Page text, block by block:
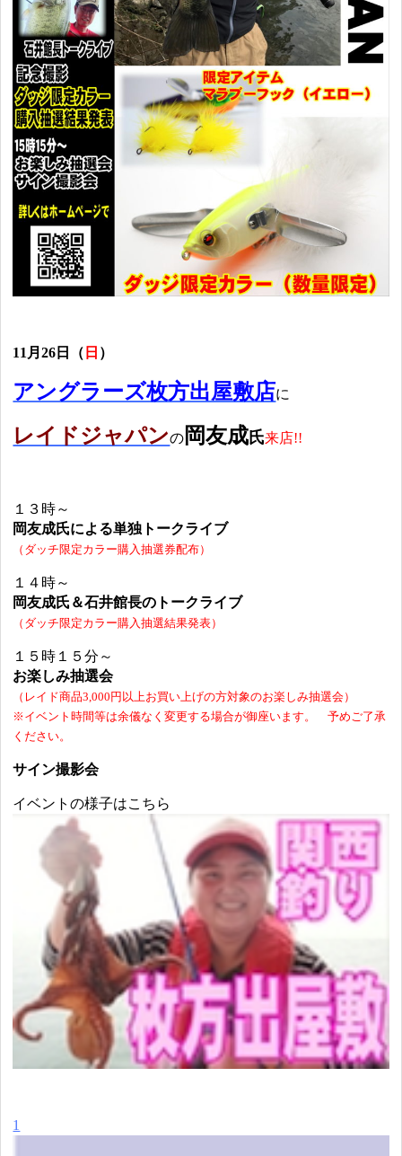
11月26日（ 日 ）
アングラーズ枚方出屋敷店に
レイドジャパンの 岡友成氏来店!!
１３時～
岡友成氏による単独トークライブ
（ダッチ限定カラー購入抽選券配布）
１４時～
岡友成氏＆石井館長のトークライブ
（ダッチ限定カラー購入抽選結果発表）
１５時１５分～
お楽しみ抽選会
（レイド商品3,000円以上お買い上げの方対象のお楽しみ抽選会）
※イベント時間等は余儀なく変更する場合が御座います。 予めご了承
ください。
サイン撮影会
イベントの様子はこちら
1